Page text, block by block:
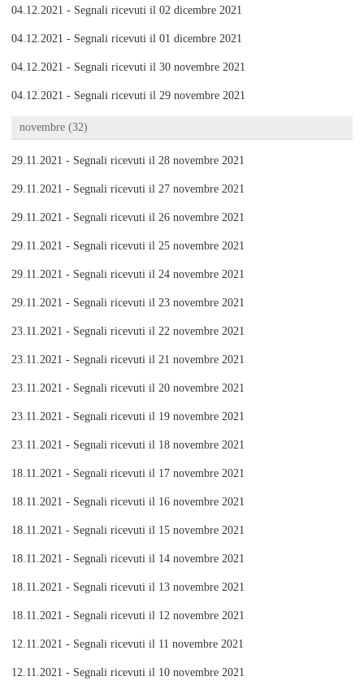
04.12.2021 - Segnali ricevuti il 02 dicembre 2021
04.12.2021 - Segnali ricevuti il 01 dicembre 2021
04.12.2021 - Segnali ricevuti il 30 novembre 2021
04.12.2021 - Segnali ricevuti il 29 novembre 2021
novembre (32)
29.11.2021 - Segnali ricevuti il 28 novembre 2021
29.11.2021 - Segnali ricevuti il 27 novembre 2021
29.11.2021 - Segnali ricevuti il 26 novembre 2021
29.11.2021 - Segnali ricevuti il 25 novembre 2021
29.11.2021 - Segnali ricevuti il 24 novembre 2021
29.11.2021 - Segnali ricevuti il 23 novembre 2021
23.11.2021 - Segnali ricevuti il 22 novembre 2021
23.11.2021 - Segnali ricevuti il 21 novembre 2021
23.11.2021 - Segnali ricevuti il 20 novembre 2021
23.11.2021 - Segnali ricevuti il 19 novembre 2021
23.11.2021 - Segnali ricevuti il 18 novembre 2021
18.11.2021 - Segnali ricevuti il 17 novembre 2021
18.11.2021 - Segnali ricevuti il 16 novembre 2021
18.11.2021 - Segnali ricevuti il 15 novembre 2021
18.11.2021 - Segnali ricevuti il 14 novembre 2021
18.11.2021 - Segnali ricevuti il 13 novembre 2021
18.11.2021 - Segnali ricevuti il 12 novembre 2021
12.11.2021 - Segnali ricevuti il 11 novembre 2021
12.11.2021 - Segnali ricevuti il 10 novembre 2021